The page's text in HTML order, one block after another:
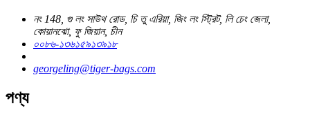
নং 148, গু লং সাউথ রোড, চি তু এরিয়া, জিং লং স্ট্রিট, লি চেং জেলা,
কোয়ানঝো, ফু জিয়ান, চীন
০০৮৬-১৩৬১৫৯১৩৯১৮
georgeling@tiger-bags.com
পণ্য